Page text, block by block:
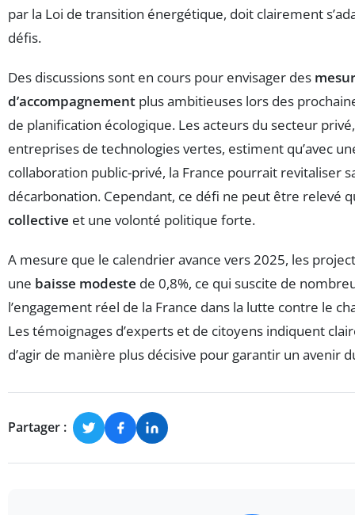
par la Loi de transition énergétique, doit clairement
défis.
Des discussions sont en cours pour envisager des
d’accompagnement plus ambitieuses lors des
de planification écologique. Les acteurs du secteur
entreprises de technologies vertes, estiment qu’avec
collaboration public-privé, la France pourrait revitaliser
décarbonation. Cependant, ce défi ne peut être relevé
collective et une volonté politique forte.
A mesure que le calendrier avance vers 2025, les
une baisse modeste de 0,8%, ce qui suscite de
l’engagement réel de la France dans la lutte contre le
Les témoignages d’experts et de citoyens indiquent
d’agir de manière plus décisive pour garantir un avenir
Partager :